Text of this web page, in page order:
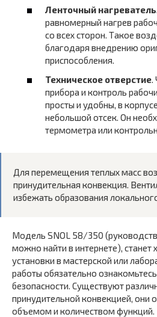
Ленточный нагреватель
равномерный нагрев
со всех сторон. Такое
благодаря внедрению
приспособления.
Техническое отверстие.
прибора и контроль
просты и удобны, в
небольшой отсек. Он
термометра или
Для перемещения теплых масс
принудительная конвекция.
избежать образования
Модель SNOL 58/350
можно найти в интернете),
установки в мастерской или
работы обязательно
безопасности. Существуют
принудительной конвекцией,
объемом и количеством